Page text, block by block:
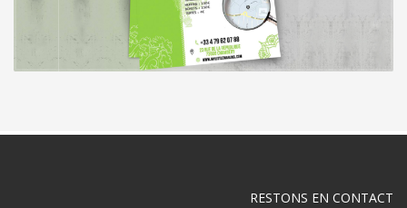
RESTONS EN CONTACT